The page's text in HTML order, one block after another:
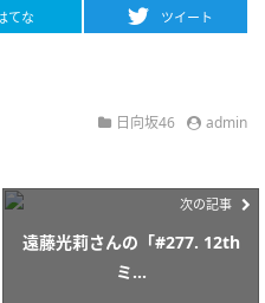
てな ツイート
日向坂46 admin
次の記事
遠藤光莉さんの「#277. 12th
ミ...